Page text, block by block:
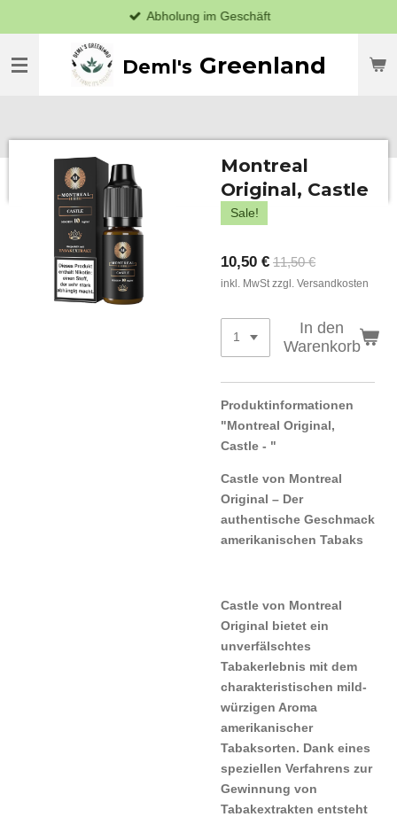
Hauptinhalt
springen
Deml's Greenland
Abholung im Geschäft
Montreal
Original, Castle
Sale!
10,50 € 11,50 €
inkl. MwSt zzgl. Versandkosten
In den
Warenkorb
Produktinformationen
"Montreal Original,
Castle - "
Castle von Montreal
Original – Der
authentische Geschmack
amerikanischen Tabaks
Castle von Montreal
Original bietet ein
unverfälschtes
Tabakerlebnis mit dem
charakteristischen mild-
würzigen Aroma
amerikanischer
Tabaksorten. Dank eines
speziellen Verfahrens zur
Gewinnung von
Tabakextrakten entsteht